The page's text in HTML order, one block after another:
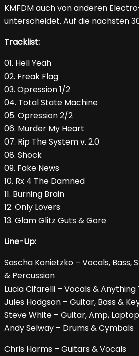
KMFDM auch von anderen
unterscheidet. Auf die nächsten
Tracklist:
01. Hell Yeah
02. Freak Flag
03. Opression 1/2
04. Total State Machine
05. Opression 2/2
06. Murder My Heart
07. Rip The System v. 2.0
08. Shock
09. Fake News
10. Rx 4 The Damned
11. Burning Brain
12. Only Lovers
13. Glam Glitz Guts & Gore
Line-Up:
Sascha Konietzko – Vocals, Bass,
& Percussion
Lucia Cifarelli – Vocals &
Jules Hodgson – Guitar, Bass &
Steve White – Guitar, Amp,
Andy Selway – Drums & Cymbals
Chris Harms – Guitars & Vocals